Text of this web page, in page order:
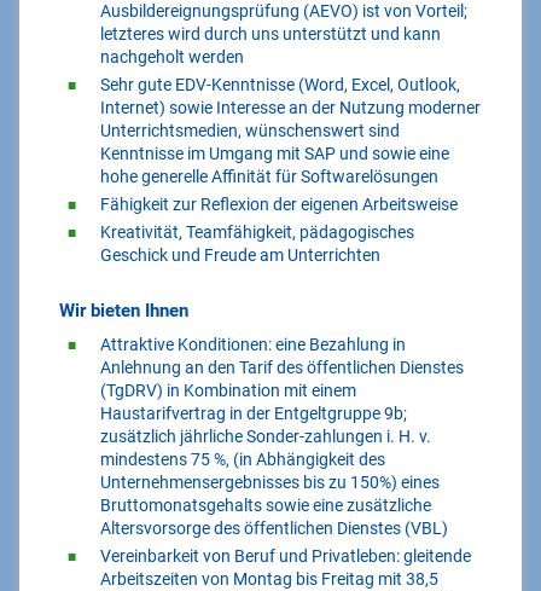
Ausbildereignungsprüfung (AEVO) ist von Vorteil;
letzteres wird durch uns unterstützt und kann
nachgeholt werden
Sehr gute EDV-Kenntnisse (Word, Excel, Outlook,
Internet) sowie Interesse an der Nutzung moderner
Unterrichtsmedien, wünschenswert sind
Kenntnisse im Umgang mit SAP und sowie eine
hohe generelle Affinität für Softwarelösungen
Fähigkeit zur Reflexion der eigenen Arbeitsweise
Kreativität, Teamfähigkeit, pädagogisches
Geschick und Freude am Unterrichten
Wir bieten Ihnen
Attraktive Konditionen: eine Bezahlung in
Anlehnung an den Tarif des öffentlichen Dienstes
(TgDRV) in Kombination mit einem
Haustarifvertrag in der Entgeltgruppe 9b;
zusätzlich jährliche Sonder-zahlungen i. H. v.
mindestens 75 %, (in Abhängigkeit des
Unternehmensergebnisses bis zu 150%) eines
Bruttomonatsgehalts sowie eine zusätzliche
Altersvorsorge des öffentlichen Dienstes (VBL)
Vereinbarkeit von Beruf und Privatleben: gleitende
Arbeitszeiten von Montag bis Freitag mit 38,5